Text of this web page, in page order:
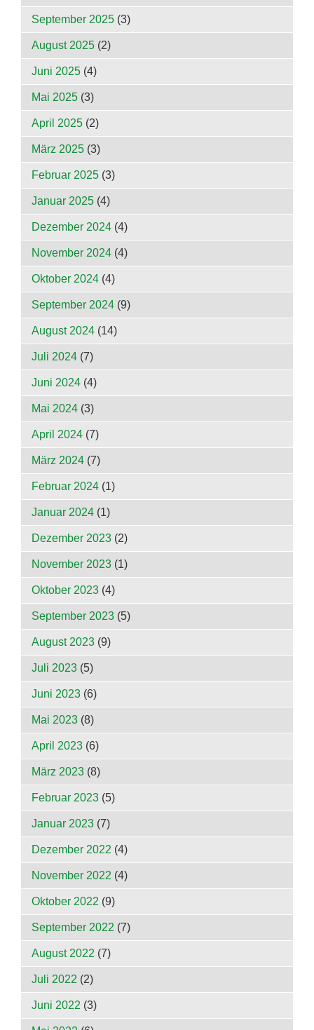
September 2025 (3)
August 2025 (2)
Juni 2025 (4)
Mai 2025 (3)
April 2025 (2)
März 2025 (3)
Februar 2025 (3)
Januar 2025 (4)
Dezember 2024 (4)
November 2024 (4)
Oktober 2024 (4)
September 2024 (9)
August 2024 (14)
Juli 2024 (7)
Juni 2024 (4)
Mai 2024 (3)
April 2024 (7)
März 2024 (7)
Februar 2024 (1)
Januar 2024 (1)
Dezember 2023 (2)
November 2023 (1)
Oktober 2023 (4)
September 2023 (5)
August 2023 (9)
Juli 2023 (5)
Juni 2023 (6)
Mai 2023 (8)
April 2023 (6)
März 2023 (8)
Februar 2023 (5)
Januar 2023 (7)
Dezember 2022 (4)
November 2022 (4)
Oktober 2022 (9)
September 2022 (7)
August 2022 (7)
Juli 2022 (2)
Juni 2022 (3)